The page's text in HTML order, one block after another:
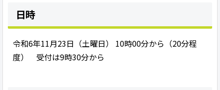
日時
令和6年11月23日（土曜日） 10時00分から（20分程
度） 受付は9時30分から